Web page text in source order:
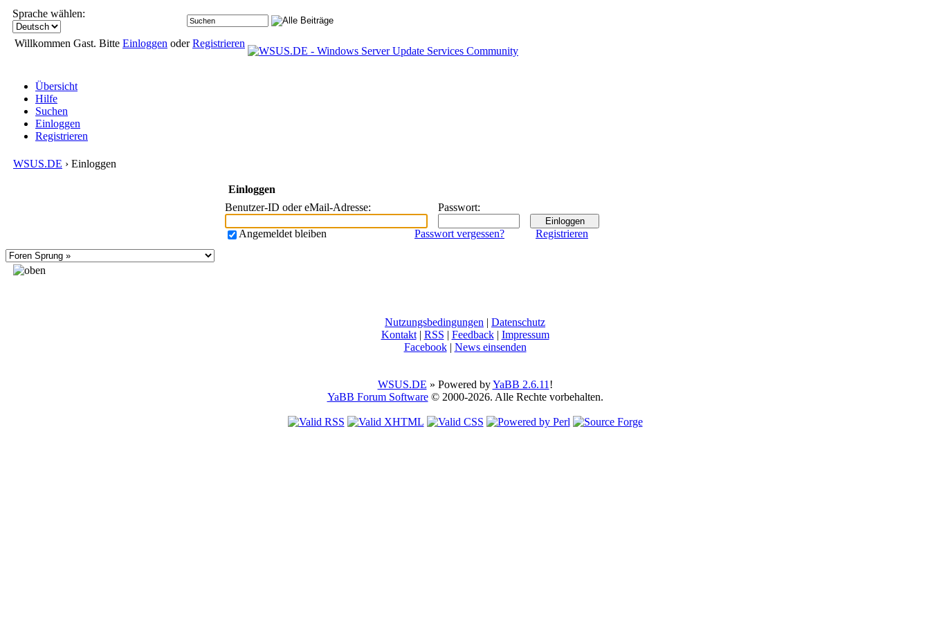
Sprache wählen:
Willkommen Gast. Bitte Einloggen oderRegistrieren
Übersicht
Hilfe
Suchen
Einloggen
Registrieren
WSUS.DE › Einloggen
Einloggen
Benutzer-ID oder eMail-Adresse: Passwort:
Angemeldet bleiben Registrieren
Passwort vergessen?
Nutzungsbedingungen | Datenschutz
Kontakt| RSS | Feedback| Impressum
Facebook| News einsenden
WSUS.DE » Powered byYaBB 2.6.11 !
YaBB Forum Software© 2000-2026. Alle Rechte vorbehalten.